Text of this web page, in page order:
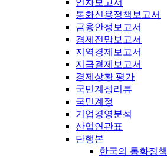
연차보고서
통화신용정책보고서
금융안정보고서
경제전망보고서
지역경제보고서
지급결제보고서
경제상황 평가
국민계정리뷰
국민계정
기업경영분석
산업연관표
단행본
한국의 통화정책